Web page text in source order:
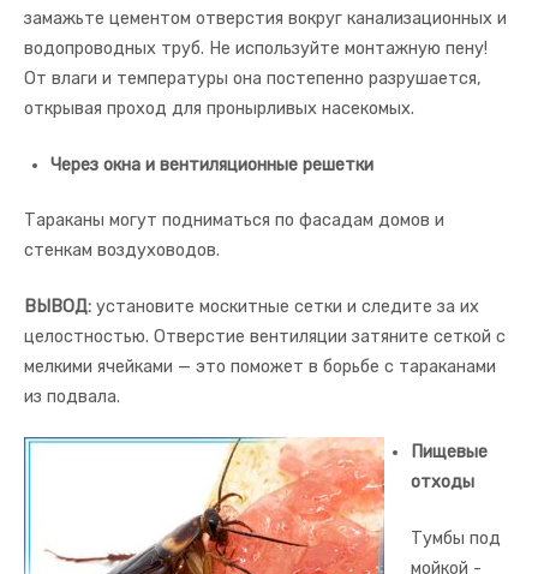
замажьте цементом отверстия вокруг канализационных и
водопроводных труб. Не используйте монтажную пену!
От влаги и температуры она постепенно разрушается,
открывая проход для пронырливых насекомых.
Через окна и вентиляционные решетки
Тараканы могут подниматься по фасадам домов и
стенкам воздуховодов.
ВЫВОД: установите москитные сетки и следите за их
целостностью. Отверстие вентиляции затяните сеткой с
мелкими ячейками — это поможет в борьбе с тараканами
из подвала.
Пищевые
отходы
Тумбы под
мойкой -